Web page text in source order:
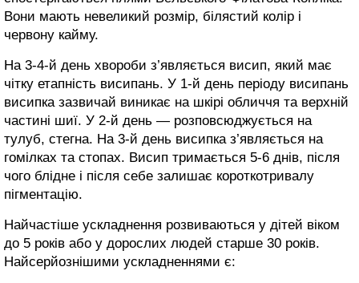
внутрішній стороні щік у ділянці молярів
спостерігаються плями Бєльського-Філатова-Копліка.
Вони мають невеликий розмір, білястий колір і
червону кайму.
На 3-4-й день хвороби з’являється висип, який має
чітку етапність висипань. У 1-й день періоду висипань
висипка зазвичай виникає на шкірі обличчя та верхній
частині шиї. У 2-й день — розповсюджується на
тулуб, стегна. На 3-й день висипка з’являється на
гомілках та стопах. Висип тримається 5-6 днів, після
чого блідне і після себе залишає короткотривалу
пігментацію.
Найчастіше ускладнення розвиваються у дітей віком
до 5 років або у дорослих людей старше 30 років.